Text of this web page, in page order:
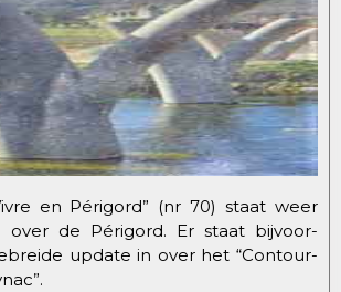
en Périgord” (nr 70) staat weer
over de Périgord. Er staat bijvoor-
update in over het “Contour-